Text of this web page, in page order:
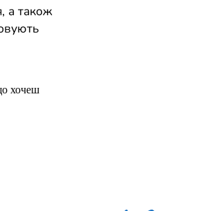
а також
хочеш